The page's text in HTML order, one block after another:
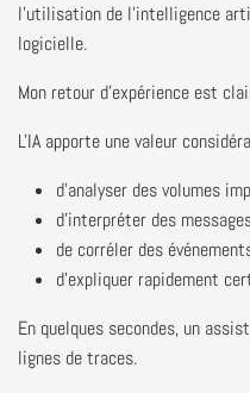
l'utilisation de l'intelligence
logicielle.
Mon retour d'expérience est
L'IA apporte une valeur
d'analyser des volumes
d'interpréter des
de corréler des
d'expliquer rapidement
En quelques secondes, un
lignes de traces.